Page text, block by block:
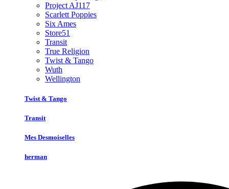
Project AJ117
Scarlett Poppies
Six Ames
Store51
Transit
True Religion
Twist & Tango
Wuth
Wellington
Twist & Tango
Transit
Mes Desmoiselles
herman